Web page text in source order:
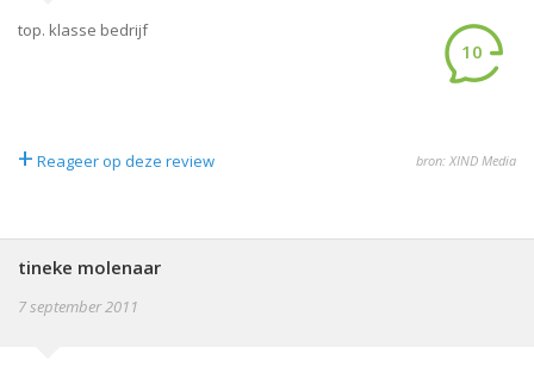
top. klasse bedrijf
10
+ Reageer op deze review bron: XIND Media
tineke molenaar
7 september 2011